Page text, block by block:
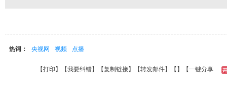
热词： 央视网 视频 点播
【打印 】【我要纠错】【复制链接】【转发邮件】【 】 【一键分享